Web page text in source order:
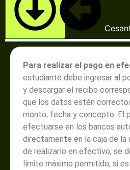
Para realizar el pago en
estudiante debe ingresar al
y descargar el recibo
que los datos estén
monto, fecha y concepto. El
efectuarse en los bancos
directamente en la caja de la
de realizarlo en efectivo, se
límite máximo permitido; si